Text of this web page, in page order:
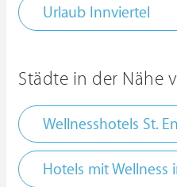
Urlaub Innviertel
Städte in der Nähe
Wellnesshotels St.
Hotels mit Wellness